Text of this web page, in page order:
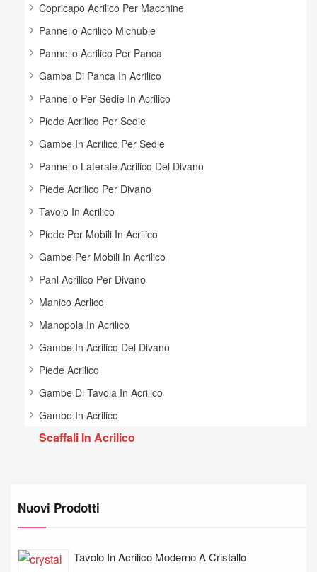
Copricapo Acrilico Per Macchine
Pannello Acrilico Michubie
Pannello Acrilico Per Panca
Gamba Di Panca In Acrilico
Pannello Per Sedie In Acrilico
Piede Acrilico Per Sedie
Gambe In Acrilico Per Sedie
Pannello Laterale Acrilico Del Divano
Piede Acrilico Per Divano
Tavolo In Acrilico
Piede Per Mobili In Acrilico
Gambe Per Mobili In Acrilico
Panl Acrilico Per Divano
Manico Acrlico
Manopola In Acrilico
Gambe In Acrilico Del Divano
Piede Acrilico
Gambe Di Tavola In Acrilico
Gambe In Acrilico
Scaffali In Acrilico
Nuovi Prodotti
Tavolo In Acrilico Moderno A Cristallo